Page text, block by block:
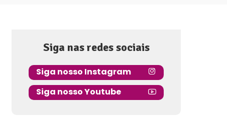
Siga nas redes sociais
Siga nosso Instagram
Siga nosso Youtube